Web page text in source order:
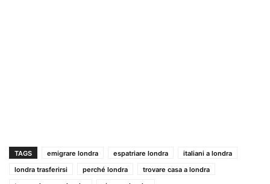
TAGS emigrare londra espatriare londra
italiani a londra
londra trasferirsi
perché londra
trovare casa a londra